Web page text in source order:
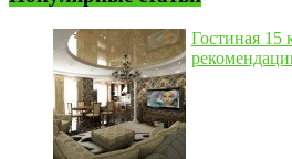
Гостиная 15